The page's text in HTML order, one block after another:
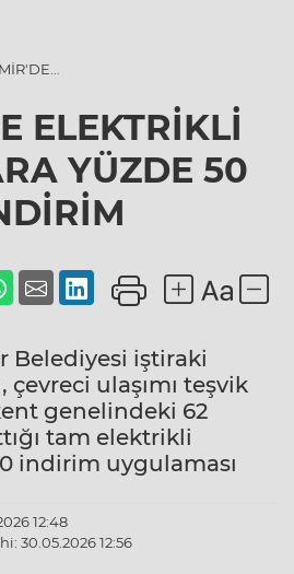
50
ELEKTRİKLİ
YÜZDE 50
Belediyesi iştiraki
çevreci ulaşımı teşvik
genelindeki 62
tam elektrikli
indirim uygulaması
12:48
30.05.2026 12:56